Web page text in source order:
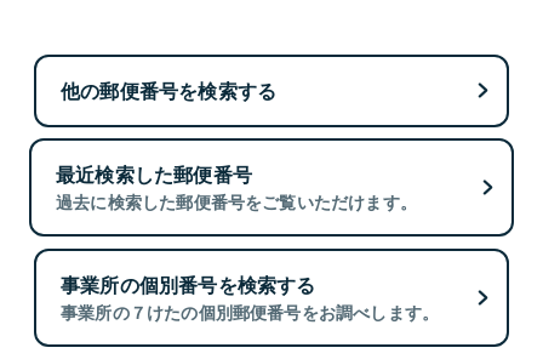
他の郵便番号を検索する
最近検索した郵便番号
過去に検索した郵便番号をご覧いただけます。
事業所の個別番号を検索する
事業所の７けたの個別郵便番号をお調べします。